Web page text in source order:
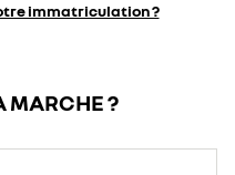
immatriculation ?
MARCHE ?